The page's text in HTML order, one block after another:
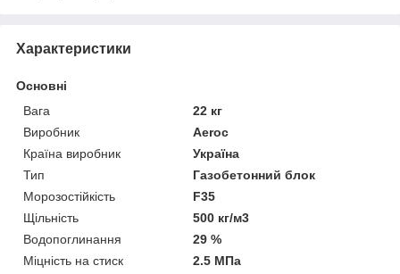
Характеристики
Основні
Вага
22 кг
Виробник
Aeroc
Країна виробник
Україна
Тип
Газобетонний блок
Морозостійкість
F35
Щільність
500 кг/м3
Водопоглинання
29 %
Міцність на стиск
2.5 МПа